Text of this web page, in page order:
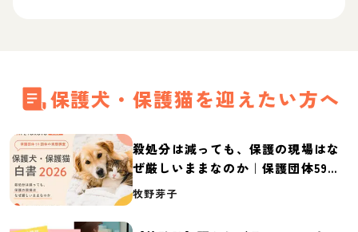
保護犬・保護猫を迎えたい方へ
殺処分は減っても、保護の現場はな
ぜ厳しいままなのか｜保護団体59団
体の実態調査【保護犬・保護猫白書
牧野芽子